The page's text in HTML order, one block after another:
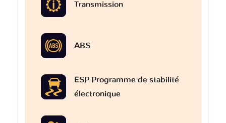
Transmission
ABS
ESP Programme de stabilité
électronique